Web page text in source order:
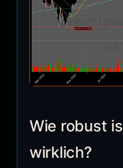
Wie robust
wirklich?